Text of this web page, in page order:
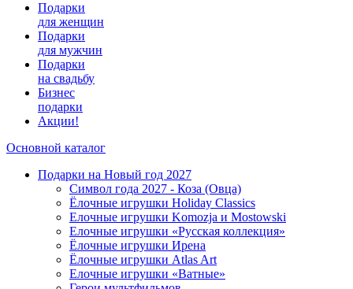
Подарки
для женщин
Подарки
для мужчин
Подарки
на свадьбу
Бизнес
подарки
Акции!
Основной каталог
Подарки на Новый год 2027
Символ года 2027 - Коза (Овца)
Ёлочные игрушки Holiday Classics
Елочные игрушки Komozja и Mostowski
Елочные игрушки «Русская коллекция»
Ёлочные игрушки Ирена
Ёлочные игрушки Atlas Art
Елочные игрушки «Ватные»